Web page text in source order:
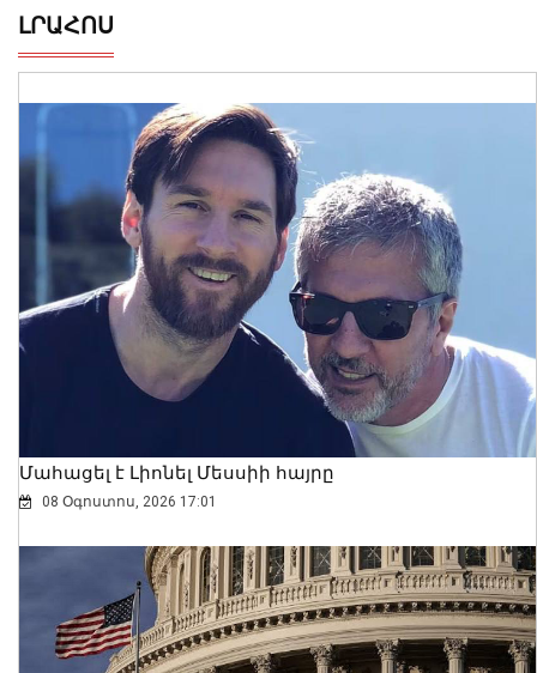
ԼՐԱՀՈՍ
Մահացել է Լիոնել Մեսսիի հայրը
08 Օգոստոս, 2026 17:01